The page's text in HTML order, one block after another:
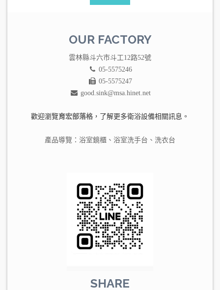
OUR FACTORY
雲林縣斗六市斗工12路52號
05-5575246
05-5575247
good.sink@msa.hinet.net
歡迎瀏覽育宏部落格 ，了解更多衛浴設備相關訊息。
產品導覽： 浴室鏡櫃 、 浴室洗手台 、 洗衣台
SHARE